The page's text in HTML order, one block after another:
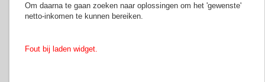
Om daarna te gaan zoeken naar oplossingen om het 'gewenste'
netto-inkomen te kunnen bereiken.
Fout bij laden widget.